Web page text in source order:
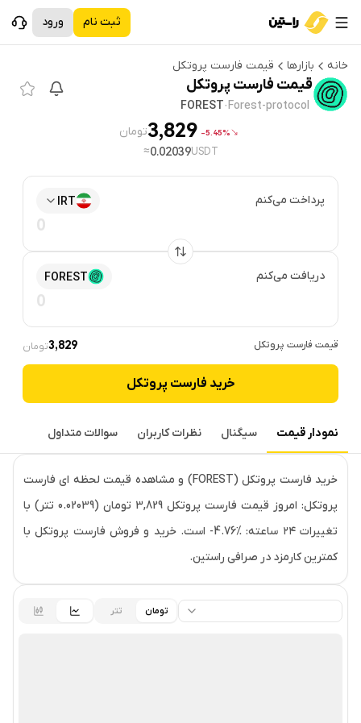
ثبت نام ورود
خانه بازارها قیمت فارست پروتکل
قیمت فارست پروتکل
Forest-protocol
·
FOREST
5.45%-
3,829تومان
USDT
0.02039
≈
پرداخت می‌کنم IRT
دریافت می‌کنم FOREST
قیمت فارست پروتکل 3,829تومان
خرید فارست پروتکل
نمودار قیمت سیگنال نظرات کاربران سوالات متداول
قیمت لحظه‌ایفارست پروتکل
خرید فارست پروتکل (FOREST) و مشاهده قیمت لحظه ای فارست
پروتکل: امروز قیمت فارست پروتکل 3,829 تومان (0.02039 تتر) با
تغییرات ۲۴ ساعته: ‎-4.76% است. خرید و فروش فارست پروتکل با
کمترین کارمزد در صرافی راستین.
تومان تتر